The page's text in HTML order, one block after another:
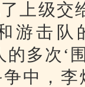
上级交
游击队
多次‘
中，